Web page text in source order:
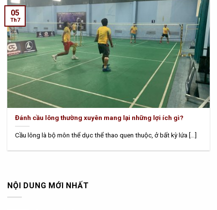
Đánh cầu lông thường xuyên mang lại những lợi ích gì?
Cầu lông là bộ môn thể dục thể thao quen thuộc, ở bất kỳ lứa [...]
05
Th7
NỘI DUNG MỚI NHẤT